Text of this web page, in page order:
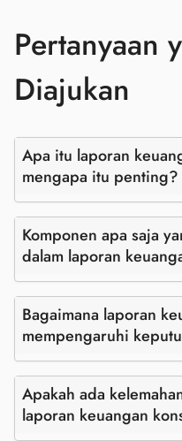
Pertanyaan
Diajukan
Apa itu laporan
mengapa itu penting?
Komponen apa saja
dalam laporan
Bagaimana laporan
mempengaruhi
Apakah ada
laporan keuangan